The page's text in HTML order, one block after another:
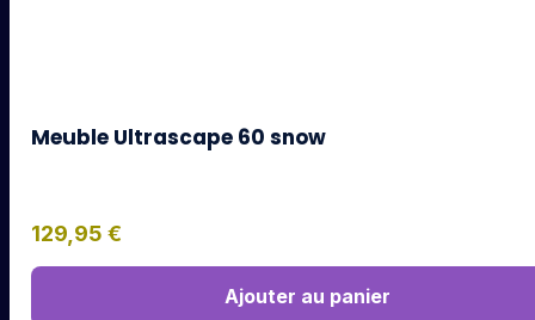
Meuble Ultrascape 60 snow
129,95 €
Ajouter au panier